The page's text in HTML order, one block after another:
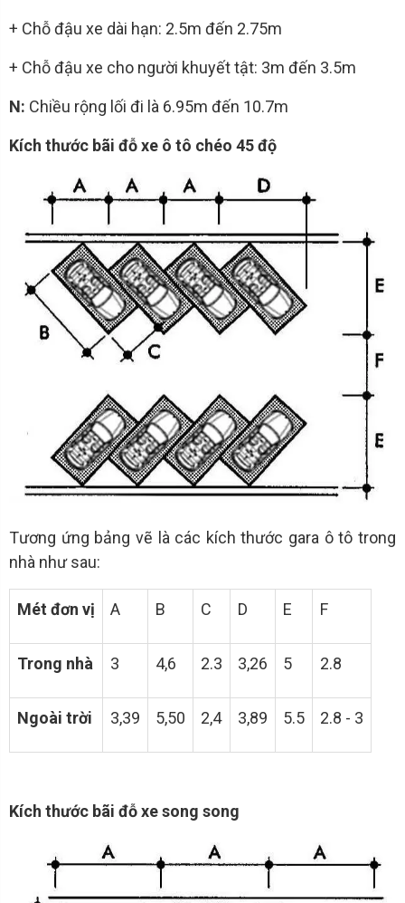
+ Chỗ đậu xe dài hạn: 2.5m đến 2.75m
+ Chỗ đậu xe cho người khuyết tật: 3m đến 3.5m
N: Chiều rộng lối đi là 6.95m đến 10.7m
Kích thước bãi đỗ xe ô tô chéo 45 độ
Tương ứng bảng vẽ là các kích thước gara ô tô trong
nhà như sau:
Mét đơn vị A B C D E F
Trong nhà 3 4,6 2.3 3,26 5 2.8
Ngoài trời 3,39 5,50 2,4 3,89 5.5 2.8 - 3
Kích thước bãi đỗ xe song song